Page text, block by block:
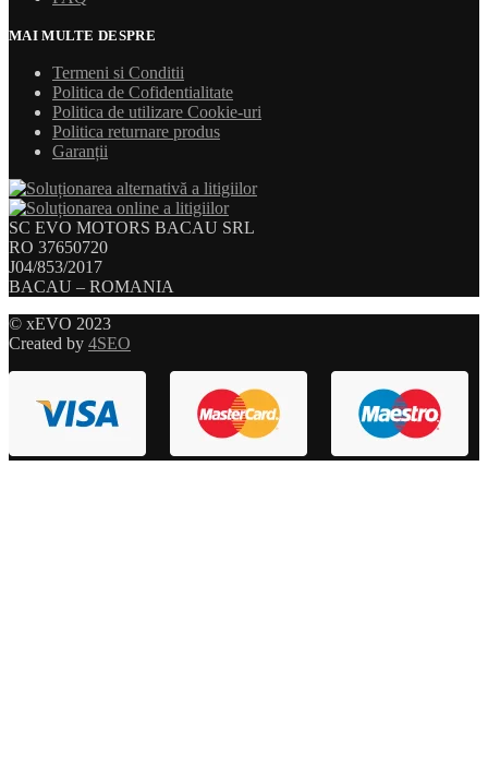
MAI MULTE DESPRE
Termeni si Conditii
Politica de Cofidentialitate
Politica de utilizare Cookie-uri
Politica returnare produs
Garanții
SC EVO MOTORS BACAU SRL
RO 37650720
J04/853/2017
BACAU – ROMANIA
© xEVO 2023
Created by 4SEO